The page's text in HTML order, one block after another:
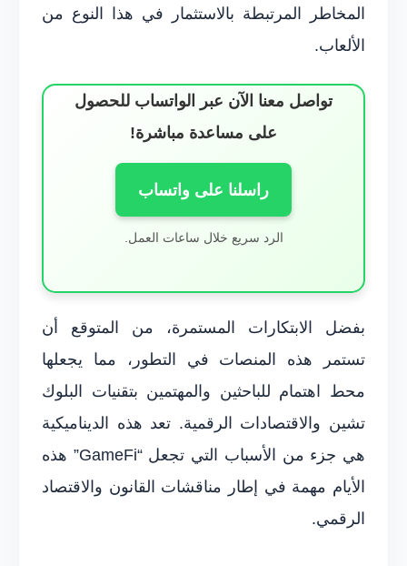
المخاطر المرتبطة بالاستثمار في هذا النوع من
الألعاب.
تواصل معنا الآن عبر الواتساب للحصول
على مساعدة مباشرة!
راسلنا على واتساب
الرد سريع خلال ساعات العمل.
بفضل الابتكارات المستمرة، من المتوقع أن
تستمر هذه المنصات في التطور، مما يجعلها
محط اهتمام للباحثين والمهتمين بتقنيات البلوك
تشين والاقتصادات الرقمية. تعد هذه الديناميكية
هي جزء من الأسباب التي تجعل “GameFi” هذه
الأيام مهمة في إطار مناقشات القانون والاقتصاد
الرقمي.